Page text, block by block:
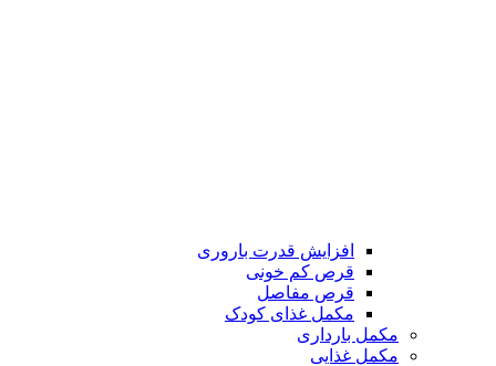
افزایش قدرت باروری
قرص کم خونی
قرص مفاصل
مکمل غذای کودک
مکمل بارداری
مکمل غذایی